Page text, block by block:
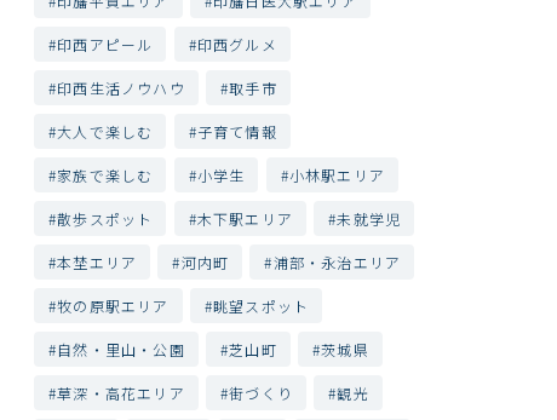
印西アピール 印西グルメ
印西生活ノウハウ 取手市
大人で楽しむ 子育て情報
家族で楽しむ 小学生 小林駅エリア
散歩スポット 木下駅エリア 未就学児
本埜エリア 河内町 浦部・永治エリア
牧の原駅エリア 眺望スポット
自然・里山・公園 芝山町 茨城県
草深・高花エリア 街づくり 観光